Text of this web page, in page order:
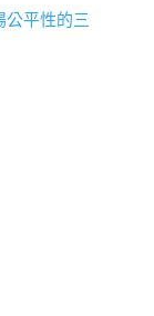
公平性的三